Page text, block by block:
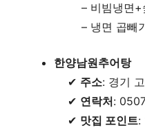
– 비빔냉면+숯
– 냉면 곱빼기
한양남원추어탕
✔ 주소: 경기
✔ 연락처:
✔ 맛집 포인트: